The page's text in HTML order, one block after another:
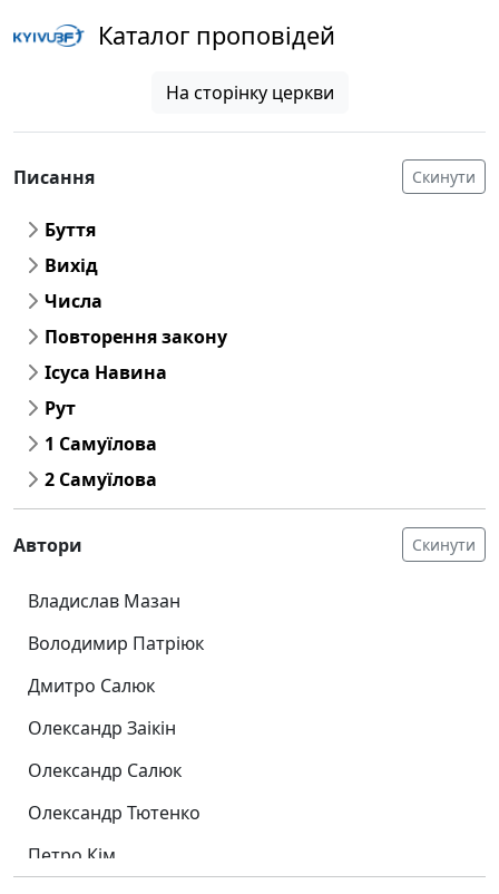
Каталог проповідей
На сторінку церкви
Писання Скинути
Буття
Вихід
Числа
Повторення закону
Ісуса Навина
Рут
1 Самуїлова
2 Самуїлова
1 Хронік
Псалми
Амоса
Міхея
Авакума
Малахії
Луки
Автори Скинути
Владислав Мазан
Володимир Патріюк
Дмитро Салюк
Олександр Заікін
Олександр Салюк
Олександр Тютенко
Петро Кім